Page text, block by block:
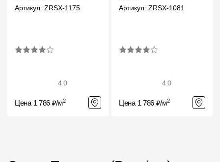
Артикул: ZRSX-1175
4.0
Цена 1 786 ₽/м2
Артикул: ZRSX-1081
4.0
Цена 1 786 ₽/м2